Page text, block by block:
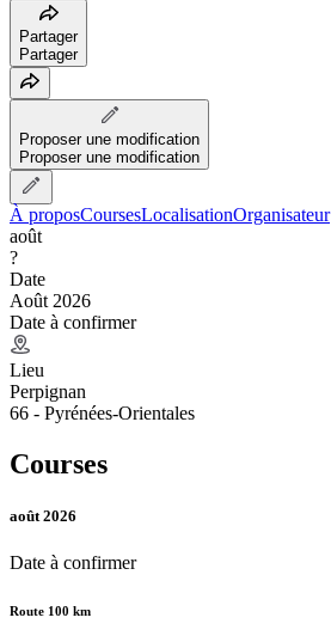
Partager
Partager
Proposer une modification
Proposer une modification
À proposCoursesLocalisationOrganisateur
août
?
Date
Août 2026
Date à confirmer
Lieu
Perpignan
66 - Pyrénées-Orientales
Courses
août 2026
Date à confirmer
Route 100 km